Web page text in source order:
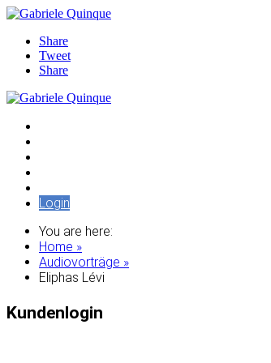
Share
Tweet
Share
Login
You are here:
Home »
Audiovorträge »
Eliphas Lévi
Kundenlogin